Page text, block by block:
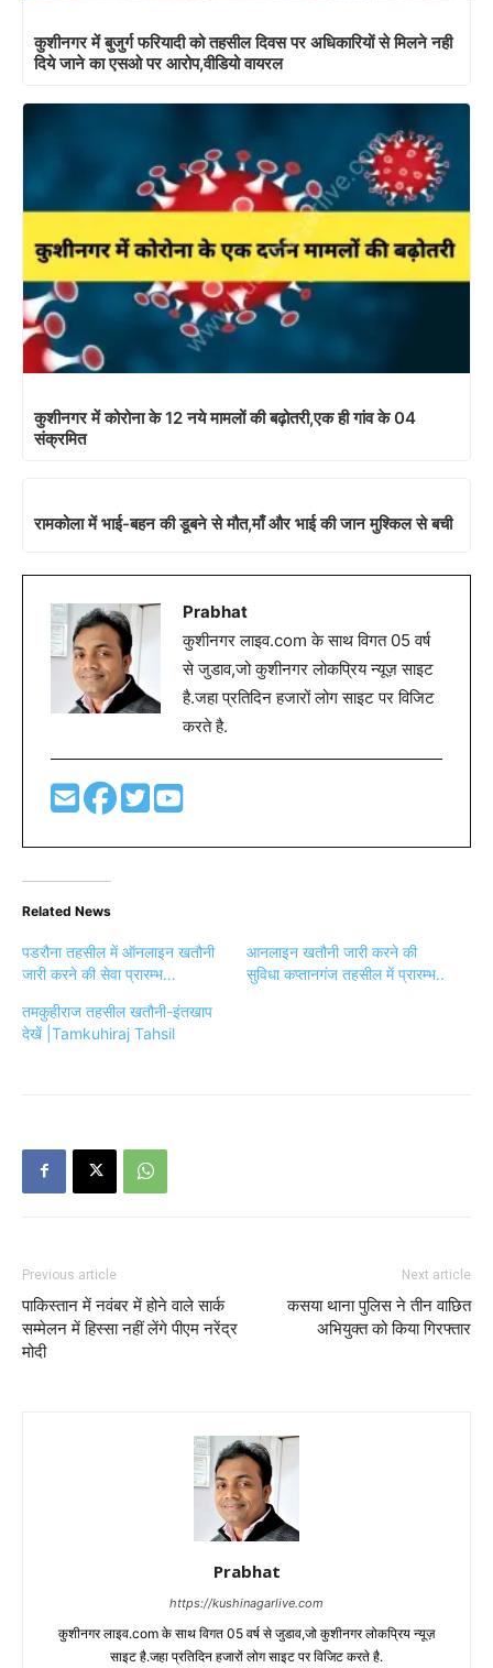
कुशीनगर में बुजुर्ग फरियादी को तहसील दिवस पर अधिकारियों से मिलने नही
दिये जाने का एसओ पर आरोप,वीडियो वायरल
कुशीनगर में कोरोना के 12 नये मामलों की बढ़ोतरी,एक ही गांव के 04
संक्रमित
रामकोला में भाई-बहन की डूबने से मौत,माँ और भाई की जान मुश्किल से बची
Prabhat
कुशीनगर लाइव.com के साथ विगत 05 वर्ष
से जुडाव,जो कुशीनगर लोकप्रिय न्यूज़ साइट
है.जहा प्रतिदिन हजारों लोग साइट पर विजिट
करते है.
Related News
पडरौना तहसील में ऑनलाइन खतौनी
जारी करने की सेवा प्रारम्भ…
आनलाइन खतौनी जारी करने की
सुविधा कप्तानगंज तहसील में प्रारम्भ..
तमकुहीराज तहसील खतौनी-इंतखाप
देखें |Tamkuhiraj Tahsil
Previous article
पाकिस्‍तान में नवंबर में होने वाले सार्क
सम्‍मेलन में हिस्‍सा नहीं लेंगे पीएम नरेंद्र
मोदी
Next article
कसया थाना पुलिस ने तीन वाछित
अभियुक्त को किया गिरफ्तार
Prabhat
https://kushinagarlive.com
कुशीनगर लाइव.com के साथ विगत 05 वर्ष से जुडाव,जो कुशीनगर लोकप्रिय न्यूज़
साइट है.जहा प्रतिदिन हजारों लोग साइट पर विजिट करते है.